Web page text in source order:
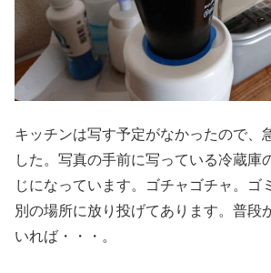
キッチンは写す予定がなかったので、
した。写真の手前に写っている冷蔵庫
じになっています。ゴチャゴチャ。ゴ
別の場所に放り投げてあります。普段
いれば・・・。